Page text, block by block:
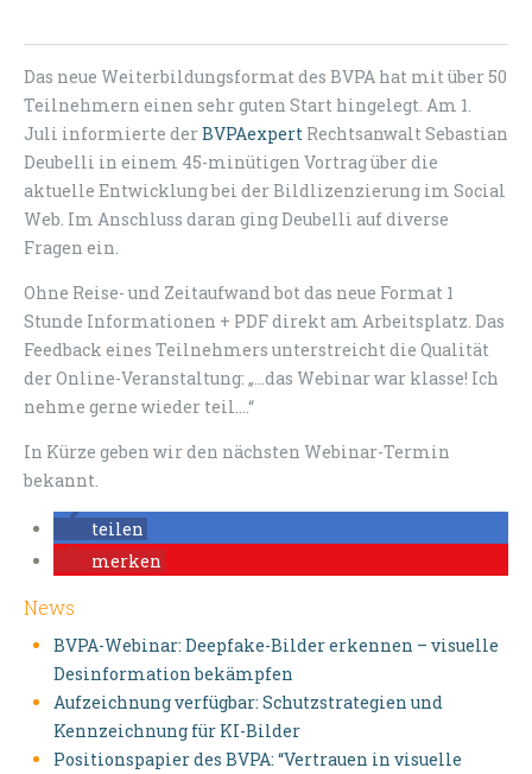
Das neue Weiterbildungsformat des BVPA hat mit über 50
Teilnehmern einen sehr guten Start hingelegt. Am 1.
Juli informierte derBVPAexpert Rechtsanwalt Sebastian
Deubelli in einem 45-minütigen Vortrag über die
aktuelle Entwicklung bei der Bildlizenzierung im Social
Web. Im Anschluss daran ging Deubelli auf diverse
Fragen ein.
Ohne Reise- und Zeitaufwand bot das neue Format 1
Stunde Informationen + PDF direkt am Arbeitsplatz. Das
Feedback eines Teilnehmers unterstreicht die Qualität
der Online-Veranstaltung: „...das Webinar war klasse! Ich
nehme gerne wieder teil....“
In Kürze geben wir den nächsten Webinar-Termin
bekannt.
teilen
merken
News
BVPA-Webinar: Deepfake-Bilder erkennen – visuelle
Desinformation bekämpfen
Aufzeichnung verfügbar: Schutzstrategien und
Kennzeichnung für KI-Bilder
Positionspapier des BVPA: “Vertrauen in visuelle